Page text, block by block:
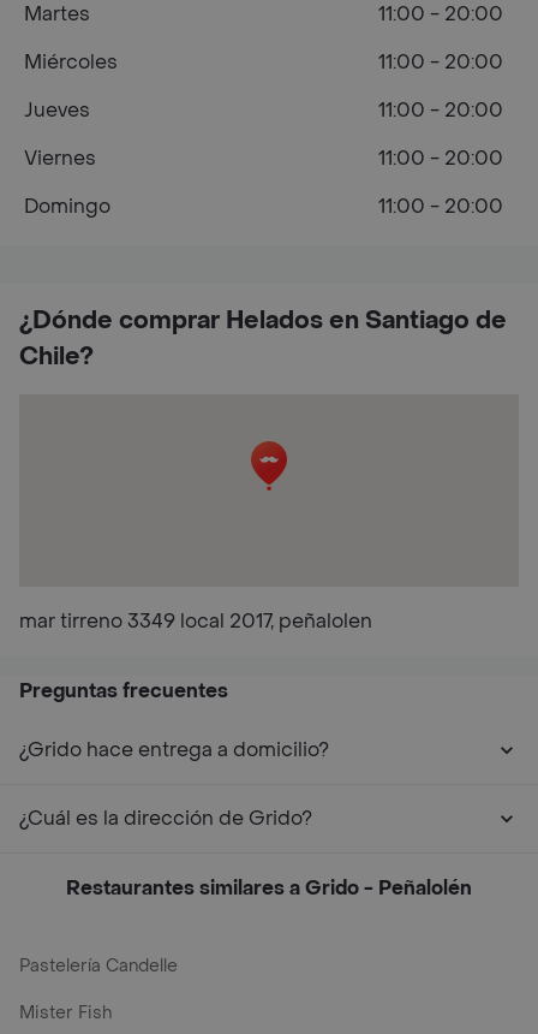
¿Dónde comprar Helados en Santiago de
Chile?
mar tirreno 3349 local 2017, peñalolen
Martes
11:00 - 20:00
Miércoles
11:00 - 20:00
Jueves
11:00 - 20:00
Viernes
11:00 - 20:00
Domingo
11:00 - 20:00
Preguntas frecuentes
¿Grido hace entrega a domicilio?
¿Cuál es la dirección de Grido?
Restaurantes similares a Grido - Peñalolén
Pastelería Candelle
Mister Fish